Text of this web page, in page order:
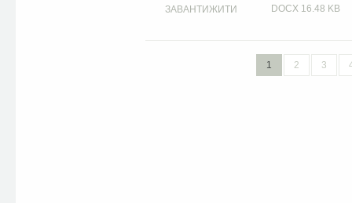
ЗАВАНТИЖИТИ DOCX 16.48 KB
1 2 3